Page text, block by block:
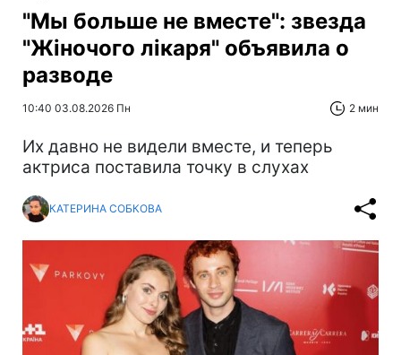
"Мы больше не вместе": звезда
"Жіночого лікаря" объявила о
разводе
10:40 03.08.2026 Пн 2 мин
Их давно не видели вместе, и теперь
актриса поставила точку в слухах
КАТЕРИНА СОБКОВА